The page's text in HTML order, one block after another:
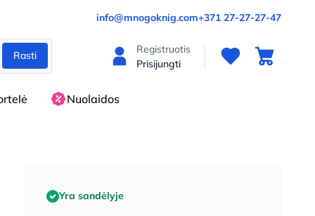
info@mnogoknig.com+371 27-27-27-47
Rasti
Registruotis
Prisijungti
Nuolaidos
Yra sandėlyje